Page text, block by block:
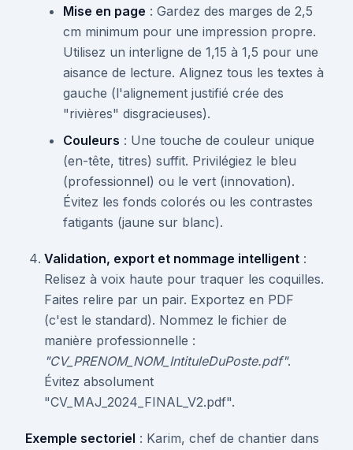
Mise en page : Gardez des marges de 2,5
cm minimum pour une impression propre.
Utilisez un interligne de 1,15 à 1,5 pour une
aisance de lecture. Alignez tous les textes à
gauche (l'alignement justifié crée des
"rivières" disgracieuses).
Couleurs : Une touche de couleur unique
(en-tête, titres) suffit. Privilégiez le bleu
(professionnel) ou le vert (innovation).
Évitez les fonds colorés ou les contrastes
fatigants (jaune sur blanc).
Validation, export et nommage intelligent :
Relisez à voix haute pour traquer les coquilles.
Faites relire par un pair. Exportez en PDF
(c'est le standard). Nommez le fichier de
manière professionnelle :
"CV_PRENOM_NOM_IntituleDuPoste.pdf".
Évitez absolument
"CV_MAJ_2024_FINAL_V2.pdf".
Exemple sectoriel : Karim, chef de chantier dans